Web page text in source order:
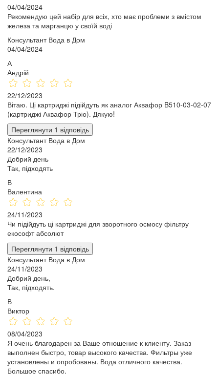
04/04/2024
Рекомендую цей набір для всіх, хто має проблеми з вмістом
железа та марганцю у своїй воді
Консультант Вода в Дом
04/04/2024
А
Андрій
22/12/2023
Вітаю. Ці картриджі підійдуть як аналог Аквафор B510-03-02-07
(картриджі Аквафор Тріо). Дякую!
Переглянути 1 відповідь
Консультант Вода в Дом
22/12/2023
Добрий день
Так, підходять
В
Валентина
24/11/2023
Чи підійдуть ці картриджі для зворотного осмосу фільтру
екософт абсолют
Переглянути 1 відповідь
Консультант Вода в Дом
24/11/2023
Добрий день,
Так, підходять.
В
Виктор
08/04/2023
Я очень благодарен за Ваше отношение к клиенту. Заказ
выполнен быстро, товар высокого качества. Фильтры уже
установлены и опробованы. Вода отличного качества.
Большое спасибо.